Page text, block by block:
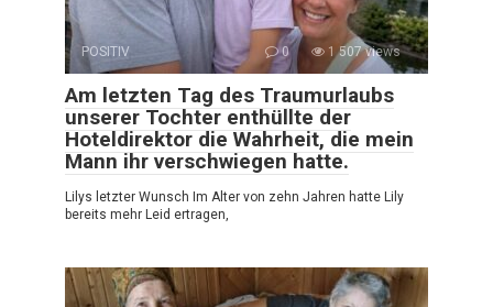
POSITIV 0 1 507 views
Am letzten Tag des Traumurlaubs
unserer Tochter enthüllte der
Hoteldirektor die Wahrheit, die mein
Mann ihr verschwiegen hatte.
Lilys letzter Wunsch Im Alter von zehn Jahren hatte Lily
bereits mehr Leid ertragen,